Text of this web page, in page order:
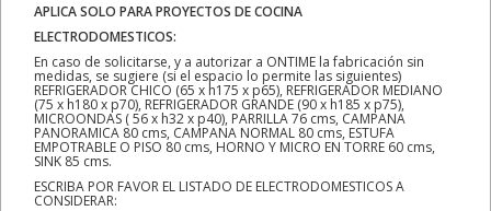
APLICA SOLO PARA PROYECTOS DE COCINA
ELECTRODOMESTICOS:
En caso de solicitarse, y a autorizar a ONTIME la fabricación sin
medidas, se sugiere (si el espacio lo permite las siguientes)
REFRIGERADOR CHICO (65 x h175 x p65), REFRIGERADOR MEDIANO
(75 x h180 x p70), REFRIGERADOR GRANDE (90 x h185 x p75),
MICROONDAS ( 56 x h32 x p40), PARRILLA 76 cms, CAMPANA
PANORAMICA 80 cms, CAMPANA NORMAL 80 cms, ESTUFA
EMPOTRABLE O PISO 80 cms, HORNO Y MICRO EN TORRE 60 cms,
SINK 85 cms.
ESCRIBA POR FAVOR EL LISTADO DE ELECTRODOMESTICOS A
CONSIDERAR: